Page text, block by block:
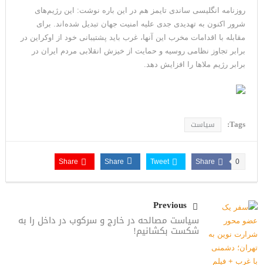
روزنامه انگلیسی ساندی تایمز هم در این باره نوشت: این رژیم‌های
شرور اکنون به تهدیدی جدی علیه امنیت جهان تبدیل شده‌اند. برای
مقابله با اقدامات مخرب این آنها، غرب باید پشتیبانی خود از اوکراین در
برابر تجاوز نظامی روسیه و حمایت از خیزش انقلابی مردم ایران در
برابر رژیم ملاها را افزایش دهد.
Tags: سیاست
Share 0
Tweet
Share
Share
Previous
سیاست مصالحه در خارج و سرکوب در داخل را به
شکست بکشانیم!